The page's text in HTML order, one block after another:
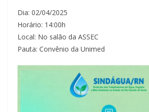
Dia: 02/04/2025
Horário: 14:00h
Local: No salão da ASSEC
Pauta: Convênio da Unimed